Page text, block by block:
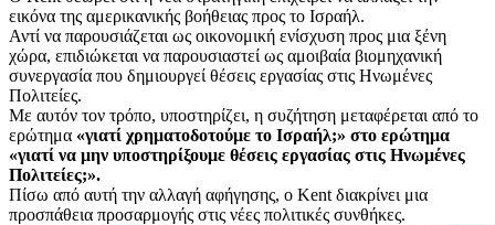
εικόνα της αμερικανικής βοήθειας προς το Ισραήλ.
Αντί να παρουσιάζεται ως οικονομική ενίσχυση προς μια ξένη
χώρα, επιδιώκεται να παρουσιαστεί ως αμοιβαία βιομηχανική
συνεργασία που δημιουργεί θέσεις εργασίας στις Ηνωμένες
Πολιτείες.
Με αυτόν τον τρόπο, υποστηρίζει, η συζήτηση μεταφέρεται από το
ερώτημα «γιατί χρηματοδοτούμε το Ισραήλ;» στο ερώτημα
«γιατί να μην υποστηρίξουμε θέσεις εργασίας στις Ηνωμένες
Πολιτείες;».
Πίσω από αυτή την αλλαγή αφήγησης, ο Kent διακρίνει μια
προσπάθεια προσαρμογής στις νέες πολιτικές συνθήκες.